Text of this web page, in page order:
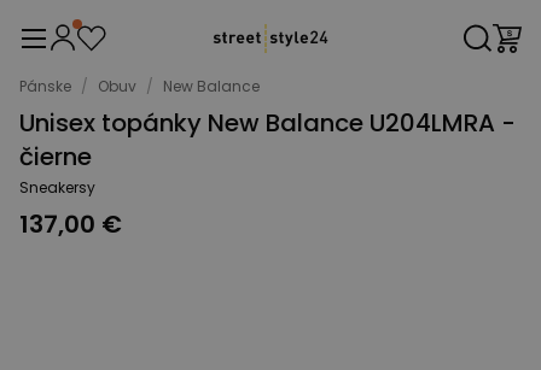
Pánske / Obuv / New Balance
Unisex topánky New Balance U204LMRA -
čierne
Sneakersy
137,00 €